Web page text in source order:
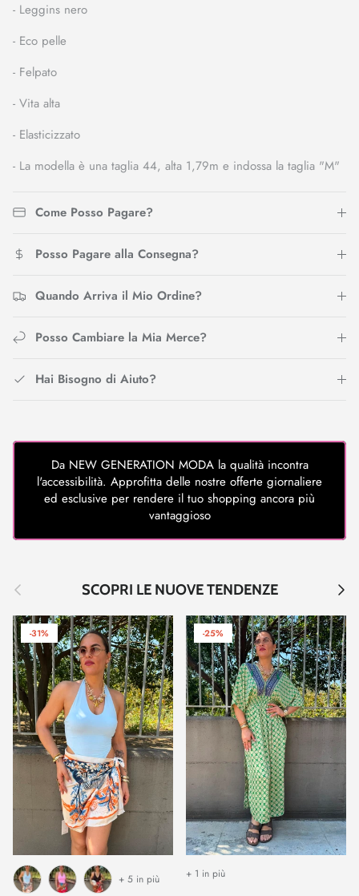
- Leggins nero
- Eco pelle
- Felpato
- Vita alta
- Elasticizzato
- La modella è una taglia 44, alta 1,79m e indossa la taglia "M"
Come Posso Pagare?
Posso Pagare alla Consegna?
Quando Arriva il Mio Ordine?
Posso Cambiare la Mia Merce?
Hai Bisogno di Aiuto?
Da NEW GENERATION MODA la qualità incontra
l'accessibilità. Approfitta delle nostre offerte giornaliere
ed esclusive per rendere il tuo shopping ancora più
vantaggioso
Indietro SCOPRI LE NUOVE TENDENZE
-31%
+ 5 in più
-25%
+ 1 in più